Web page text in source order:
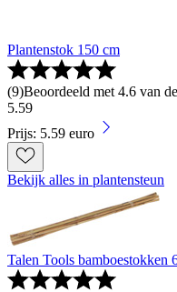
Plantenstok 150 cm
(9)Beoordeeld met 4.6 van
5.59
Prijs: 5.59 euro
Bekijk alles in plantensteun
Talen Tools